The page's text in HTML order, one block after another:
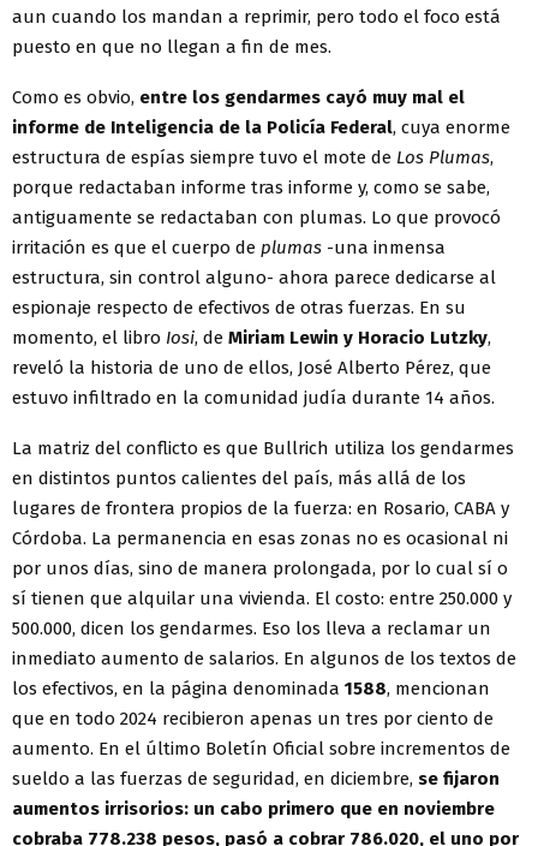
aun cuando los mandan a reprimir, pero todo el foco está
puesto en que no llegan a fin de mes.
Como es obvio, entre los gendarmes cayó muy mal el
informe de Inteligencia de la Policía Federal, cuya enorme
estructura de espías siempre tuvo el mote de Los Plumas,
porque redactaban informe tras informe y, como se sabe,
antiguamente se redactaban con plumas. Lo que provocó
irritación es que el cuerpo de plumas -una inmensa
estructura, sin control alguno- ahora parece dedicarse al
espionaje respecto de efectivos de otras fuerzas. En su
momento, el libro Iosi, de Miriam Lewin y Horacio Lutzky,
reveló la historia de uno de ellos, José Alberto Pérez, que
estuvo infiltrado en la comunidad judía durante 14 años.
La matriz del conflicto es que Bullrich utiliza los gendarmes
en distintos puntos calientes del país, más allá de los
lugares de frontera propios de la fuerza: en Rosario, CABA y
Córdoba. La permanencia en esas zonas no es ocasional ni
por unos días, sino de manera prolongada, por lo cual sí o
sí tienen que alquilar una vivienda. El costo: entre 250.000 y
500.000, dicen los gendarmes. Eso los lleva a reclamar un
inmediato aumento de salarios. En algunos de los textos de
los efectivos, en la página denominada 1588, mencionan
que en todo 2024 recibieron apenas un tres por ciento de
aumento. En el último Boletín Oficial sobre incrementos de
sueldo a las fuerzas de seguridad, en diciembre, se fijaron
aumentos irrisorios: un cabo primero que en noviembre
cobraba 778.238 pesos, pasó a cobrar 786.020, el uno por